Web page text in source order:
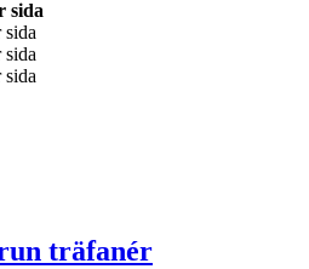
sida
sida
sida
sida
träfanér